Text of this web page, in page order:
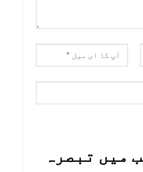
میں تبصرہ